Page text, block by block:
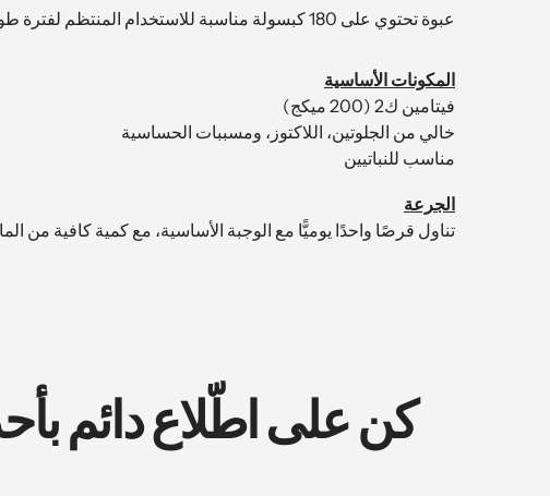
عبوة تحتوي على 180 كبسولة مناسبة للاستخدام المنتظم لفترة طويلة
المكونات الأساسية
فيتامين ك2 (200 ميكج)
خالي من الجلوتين، اللاكتوز، ومسببات الحساسية
مناسب للنباتيين
الجرعة
تناول قرصًا واحدًا يوميًّا مع الوجبة الأساسية، مع كمية كافية من
كن على اطّلاع دائم